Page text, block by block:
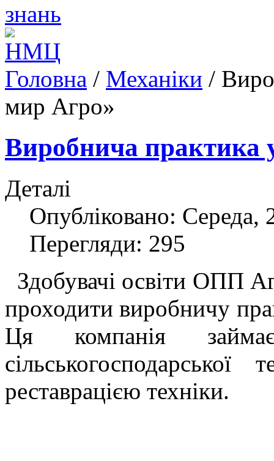
Головна / Механіки /
мир Агро»
Виробнича практика
Деталі
Опубліковано: Середа,
Перегляди: 295
Здобувачі освіти ОПП
проходити виробничу
Ця компанія
реставрацією техніки.